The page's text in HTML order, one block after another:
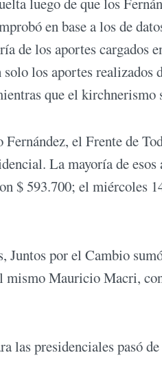
en base a los de
de los aportes cargados
los aportes
que el kirchnerismo
el Frente de
La mayoría de
$ 593.700; el miércoles
por el Cambio
mismo Mauricio Macri,
las presidenciales pasó